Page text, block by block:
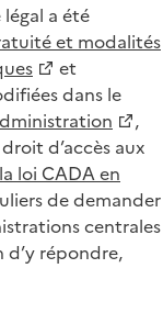
a été
et modalités
et
dans le
,
d’accès aux
la loi CADA en
de demander
centrales
d’y répondre,